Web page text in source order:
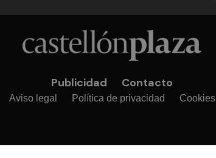
Publicidad Contacto
Aviso legal Política de privacidad Cookies